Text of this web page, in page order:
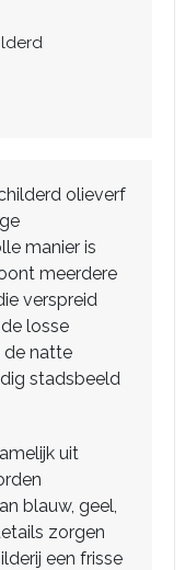
olieverf
manier is
meerdere
verspreid
losse
de natte
stadsbeeld
uit
blauw, geel,
zorgen
een frisse